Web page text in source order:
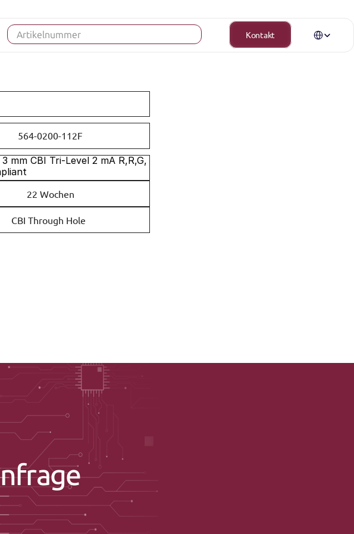
564-0200-112F
mm CBI Tri-Level 2 mA R,R,G,
22 Wochen
CBI Through Hole
Kontakt
Artikelnummer